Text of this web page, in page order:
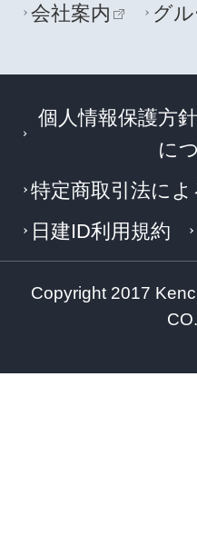
会社案内 グ
個人情報保護方
に
特定商取引法に
日建ID利用規約
Copyright 2017